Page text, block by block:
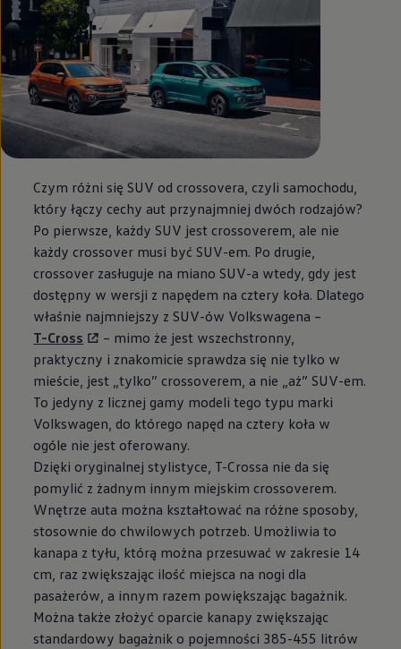
Czym różni się SUV od crossovera, czyli samochodu,
który łączy cechy aut przynajmniej dwóch rodzajów?
Po pierwsze, każdy SUV jest crossoverem, ale nie
każdy crossover musi być SUV-em. Po drugie,
crossover zasługuje na miano SUV-a wtedy, gdy jest
dostępny w wersji z napędem na cztery koła. Dlatego
właśnie najmniejszy z SUV-ów Volkswagena –
T-Cross
– mimo że jest wszechstronny,
praktyczny i znakomicie sprawdza się nie tylko w
mieście, jest „tylko” crossoverem, a nie „aż” SUV-em.
To jedyny z licznej gamy modeli tego typu marki
Volkswagen , do którego napęd na cztery koła w
ogóle nie jest oferowany.
Dzięki oryginalnej stylistyce, T-Crossa nie da się
pomylić z żadnym innym miejskim crossoverem.
Wnętrze auta można kształtować na różne sposoby,
stosownie do chwilowych potrzeb. Umożliwia to
kanapa z tyłu, którą można przesuwać w zakresie 14
cm, raz zwiększając ilość miejsca na nogi dla
pasażerów, a innym razem powiększając bagażnik.
Można także złożyć oparcie kanapy zwiększając
standardowy bagażnik o pojemności 385-455 litrów